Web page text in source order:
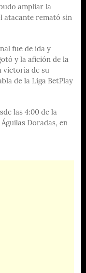
ampliar la
atacante remató sin
fue de ida y
y la afición de la
victoria de su
de la Liga BetPlay
las 4:00 de la
Doradas, en